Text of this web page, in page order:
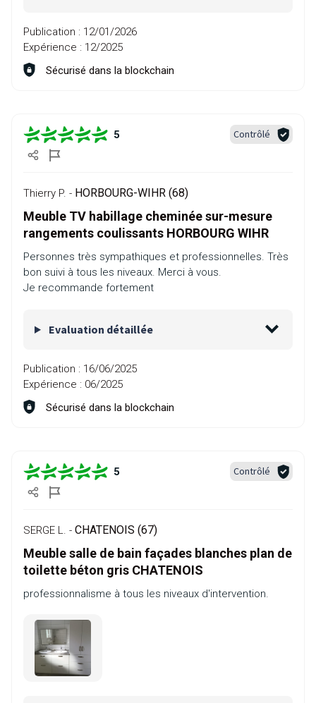
Publication : 12/01/2026
Expérience : 12/2025
Sécurisé dans la blockchain
5 Contrôlé
Thierry P. - HORBOURG-WIHR (68)
Meuble TV habillage cheminée sur-mesure
rangements coulissants HORBOURG WIHR
Personnes très sympathiques et professionnelles. Très
bon suivi à tous les niveaux. Merci à vous.
Je recommande fortement
Evaluation détaillée
Publication : 16/06/2025
Expérience : 06/2025
Sécurisé dans la blockchain
5 Contrôlé
SERGE L. - CHATENOIS (67)
Meuble salle de bain façades blanches plan de
toilette béton gris CHATENOIS
professionnalisme à tous les niveaux d'intervention.